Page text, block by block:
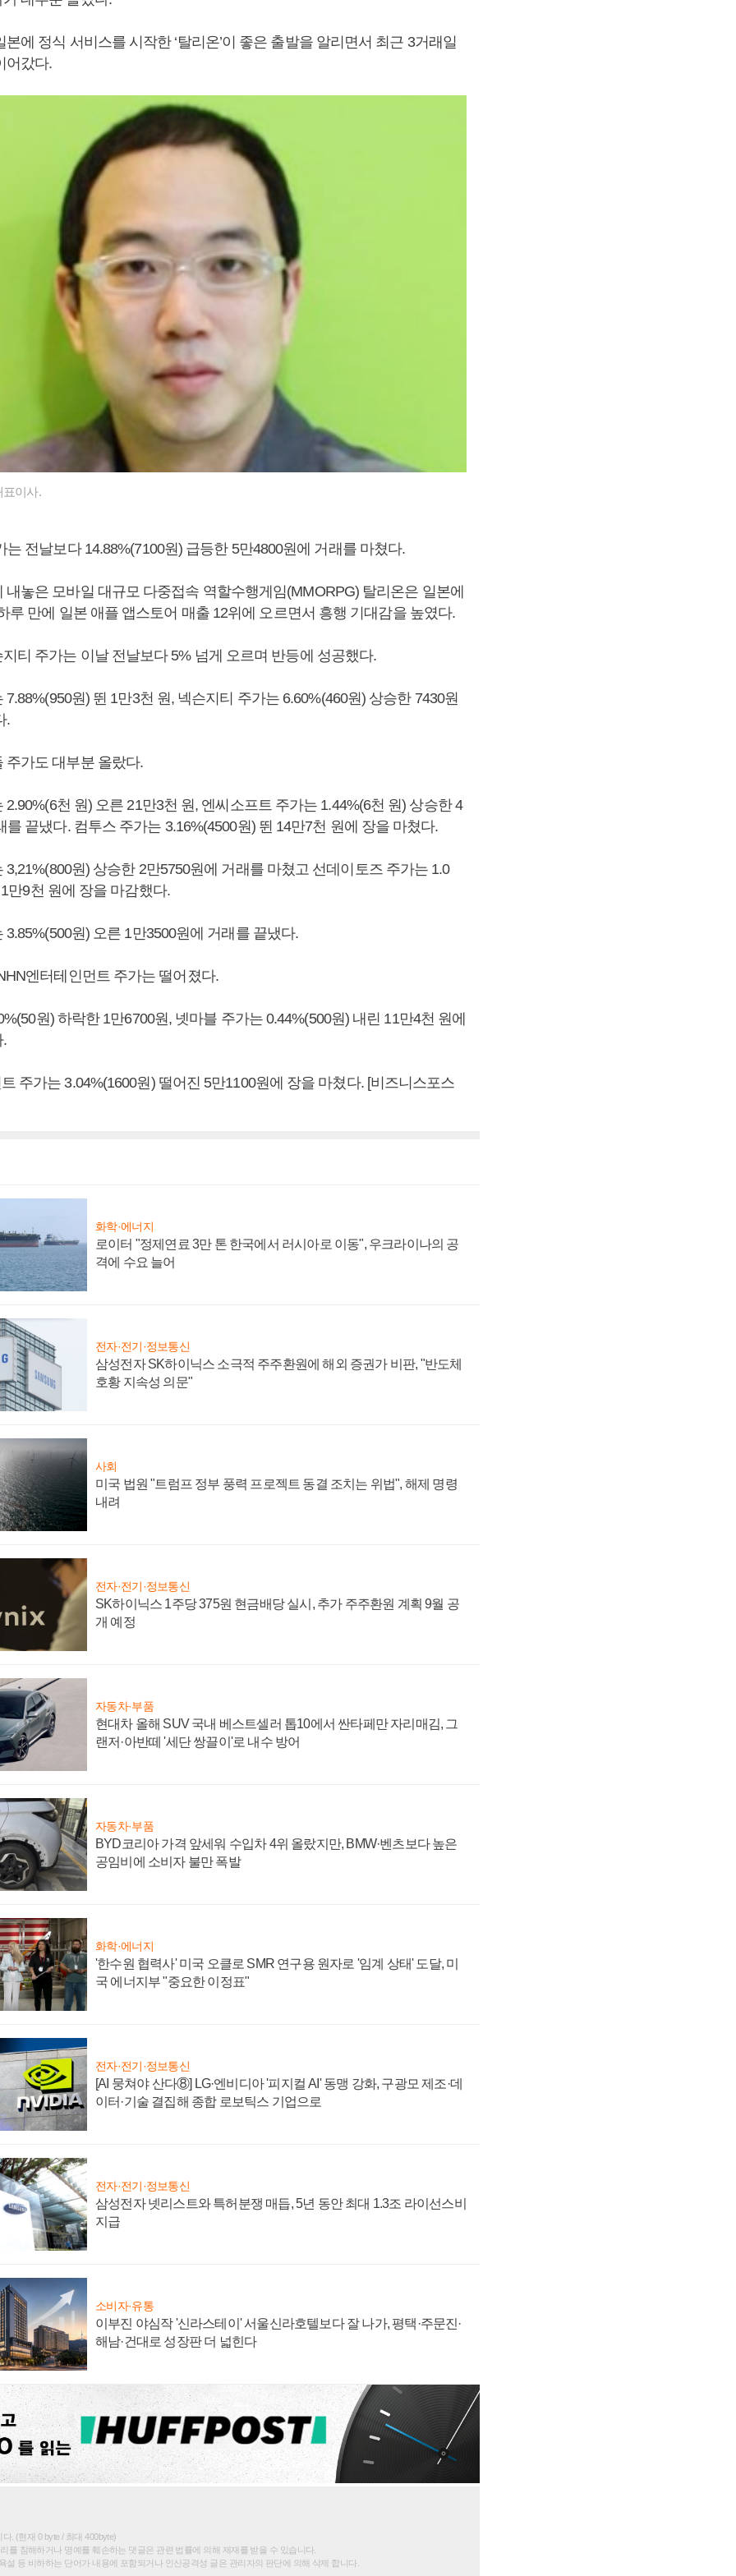
에 정식 서비스를 시작한 ‘탈리온’이 좋은 출발을 알리면서 최근 3거래일
어갔다.
이사.
는 전날보다 14.88%(7100원) 급등한 5만4800원에 거래를 마쳤다.
내놓은 모바일 대규모 다중접속 역할수행게임(MMORPG) 탈리온은 일본에
루 만에 일본 애플 앱스토어 매출 12위에 오르면서 흥행 기대감을 높였다.
티 주가는 이날 전날보다 5% 넘게 오르며 반등에 성공했다.
원) 뛴 1만3천 원, 넥슨지티 주가는 6.60%(460원) 상승한 7430원
.
주가도 대부분 올랐다.
천 원) 오른 21만3천 원, 엔씨소프트 주가는 1.44%(6천 원) 상승한 4
를 끝냈다. 컴투스 주가는 3.16%(4500원) 뛴 14만7천 원에 장을 마쳤다.
3,21%(800원) 상승한 2만5750원에 거래를 마쳤고 선데이토즈 주가는 1.0
만9천 원에 장을 마감했다.
3.85%(500원) 오른 1만3500원에 거래를 끝냈다.
엔터테인먼트 주가는 떨어졌다.
원) 하락한 1만6700원, 넷마블 주가는 0.44%(500원) 내린 11만4천 원에
.
주가는 3.04%(1600원) 떨어진 5만1100원에 장을 마쳤다. [비즈니스포스
화학·에너지
로이터 "정제연료 3만 톤 한국에서 러시아로 이동", 우크라이나의 공
격에 수요 늘어
전자·전기·정보통신
삼성전자 SK하이닉스 소극적 주주환원에 해외 증권가 비판, "반도체
호황 지속성 의문"
사회
미국 법원 "트럼프 정부 풍력 프로젝트 동결 조치는 위법", 해제 명령
내려
전자·전기·정보통신
SK하이닉스 1주당 375원 현금배당 실시, 추가 주주환원 계획 9월 공
개 예정
자동차·부품
현대차 올해 SUV 국내 베스트셀러 톱10에서 싼타페만 자리매김, 그
랜저·아반떼 '세단 쌍끌이'로 내수 방어
자동차·부품
BYD코리아 가격 앞세워 수입차 4위 올랐지만, BMW·벤츠보다 높은
공임비에 소비자 불만 폭발
화학·에너지
'한수원 협력사' 미국 오클로 SMR 연구용 원자로 '임계 상태' 도달, 미
국 에너지부 "중요한 이정표"
전자·전기·정보통신
[AI 뭉쳐야 산다⑧] LG·엔비디아 '피지컬 AI' 동맹 강화, 구광모 제조·데
이터·기술 결집해 종합 로보틱스 기업으로
전자·전기·정보통신
삼성전자 넷리스트와 특허분쟁 매듭, 5년 동안 최대 1.3조 라이선스비
지급
소비자·유통
이부진 야심작 '신라스테이' 서울신라호텔보다 잘 나가, 평택·주문진·
해남·건대로 성장판 더 넓힌다
. (현재 0 byte / 최대 400byte)
를 침해하거나 명예를 훼손하는 댓글은 관련 법률에 의해 제재를 받을 수 있습니다.
설 등 비하하는 단어가 내용에 포함되거나 인신공격성 글은 관리자의 판단에 의해 삭제 합니다.